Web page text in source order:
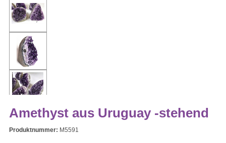
Amethyst aus Uruguay -stehend
Produktnummer: M5591